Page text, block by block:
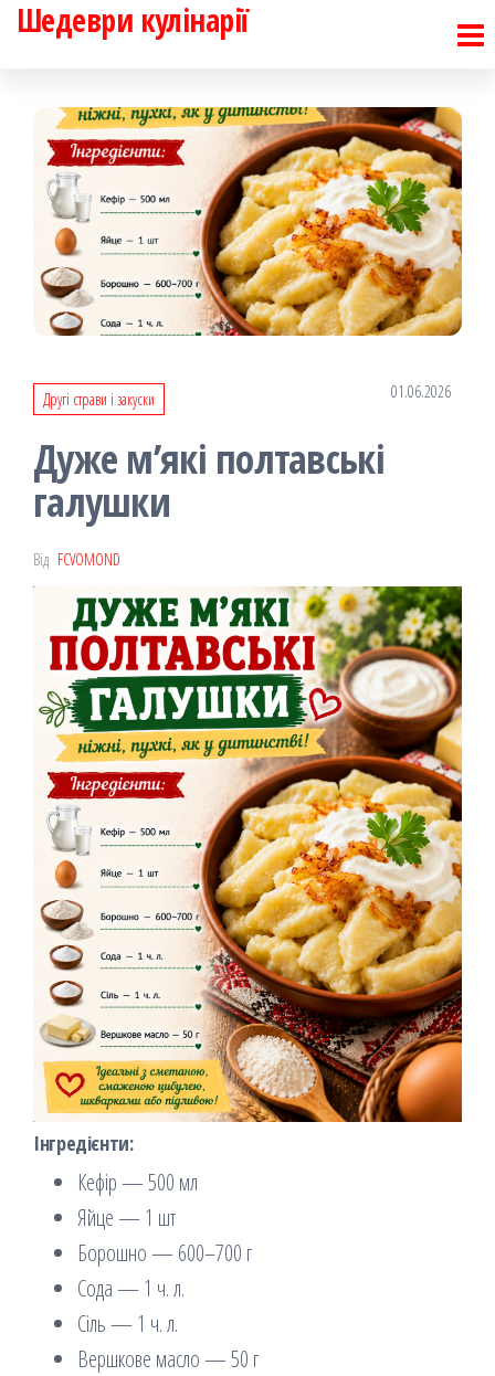
Перейти
Шедеври кулінарії
Другі страви і закуски 01.06.2026
Дуже м’які полтавські
галушки
Від FCVOMOND
Інгредієнти:
Кефір — 500 мл
Яйце — 1 шт
Борошно — 600–700 г
Сода — 1 ч. л.
Сіль — 1 ч. л.
Вершкове масло — 50 г